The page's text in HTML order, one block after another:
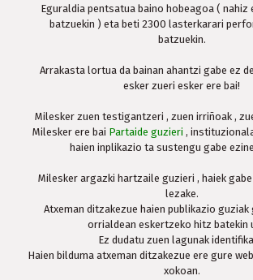
Eguraldia pentsatua baino hobeagoa ( nahiz
batzuekin ) eta beti 2300 lasterkarari
batzuekin.
Arrakasta lortua da bainan ahantzi gabe ez
esker zueri esker ere bai!
Milesker zuen testigantzeri , zuen irriñoak ,
Milesker ere bai Partaide guzieri ,
haien inplikazio ta sustengu gabe
Milesker argazki hartzaile guzieri , haiek
lezake.
Atxeman ditzakezue haien publikazio guziak
orrialdean eskertzeko hitz batekin
Ez dudatu zuen lagunak
Haien bilduma atxeman ditzakezue ere gure
xokoan.